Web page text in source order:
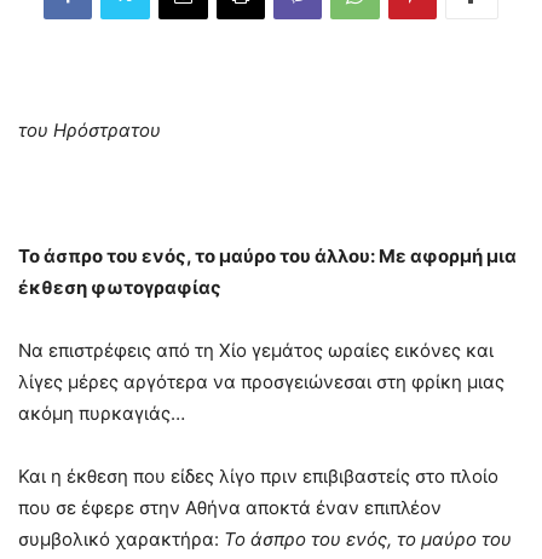
του Ηρόστρατου
Το άσπρο του ενός, το μαύρο του άλλου: Με αφορμή μια
έκθεση φωτογραφίας
Να επιστρέφεις από τη Χίο γεμάτος ωραίες εικόνες και
λίγες μέρες αργότερα να προσγειώνεσαι στη φρίκη μιας
ακόμη πυρκαγιάς…
Και η έκθεση που είδες λίγο πριν επιβιβαστείς στο πλοίο
που σε έφερε στην Αθήνα αποκτά έναν επιπλέον
συμβολικό χαρακτήρα: Το άσπρο του ενός, το μαύρο του